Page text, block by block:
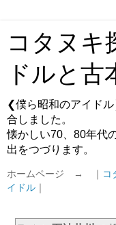
コタヌ
ドルと古
❮僕ら昭和のアイド
合しました。
懐かしい70、80年代
出をつづります。
ホームページ → ｜ コ
イドル ｜